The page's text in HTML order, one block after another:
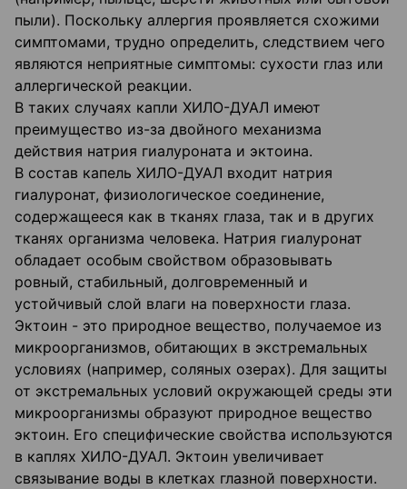
пыли). Поскольку аллергия проявляется схожими
симптомами, трудно определить, следствием чего
являются неприятные симптомы: сухости глаз или
аллергической реакции.
В таких случаях капли ХИЛО-ДУАЛ имеют
преимущество из-за двойного механизма
действия натрия гиалуроната и эктоина.
В состав капель ХИЛО-ДУАЛ входит натрия
гиалуронат, физиологическое соединение,
содержащееся как в тканях глаза, так и в других
тканях организма человека. Натрия гиалуронат
обладает особым свойством образовывать
ровный, стабильный, долговременный и
устойчивый слой влаги на поверхности глаза.
Эктоин - это природное вещество, получаемое из
микроорганизмов, обитающих в экстремальных
условиях (например, соляных озерах). Для защиты
от экстремальных условий окружающей среды эти
микроорганизмы образуют природное вещество
эктоин. Его специфические свойства используются
в каплях ХИЛО-ДУАЛ. Эктоин увеличивает
связывание воды в клетках глазной поверхности.